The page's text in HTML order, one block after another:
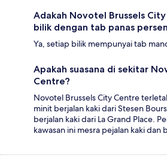
Adakah Novotel Brussels
bilik dengan tab panas
Ya, setiap bilik mempunyai tab
Apakah suasana di sekitar
Centre?
Novotel Brussels City Centre
minit berjalan kaki dari Stesen
berjalan kaki dari La Grand Place.
kawasan ini mesra pejalan kaki dan